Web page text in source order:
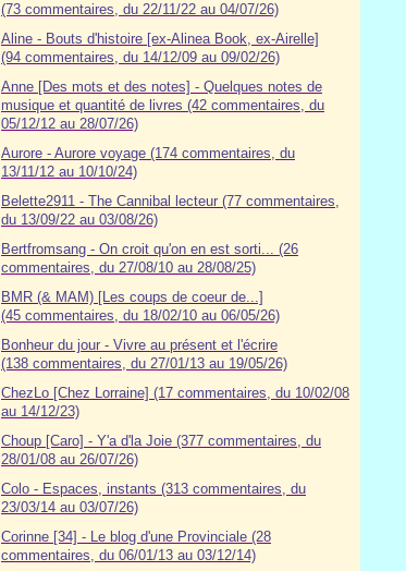
(73 commentaires, du 22/11/22 au 04/07/26)
Aline - Bouts d'histoire [ex-Alinea Book, ex-Airelle]
(94 commentaires, du 14/12/09 au 09/02/26)
Anne [Des mots et des notes] - Quelques notes de
musique et quantité de livres (42 commentaires, du
05/12/12 au 28/07/26)
Aurore - Aurore voyage (174 commentaires, du
13/11/12 au 10/10/24)
Belette2911 - The Cannibal lecteur (77 commentaires,
du 13/09/22 au 03/08/26)
Bertfromsang - On croit qu'on en est sorti... (26
commentaires, du 27/08/10 au 28/08/25)
BMR (& MAM) [Les coups de coeur de...]
(45 commentaires, du 18/02/10 au 06/05/26)
Bonheur du jour - Vivre au présent et l'écrire
(138 commentaires, du 27/01/13 au 19/05/26)
ChezLo [Chez Lorraine] (17 commentaires, du 10/02/08
au 14/12/23)
Choup [Caro] - Y'a d'la Joie (377 commentaires, du
28/01/08 au 26/07/26)
Colo - Espaces, instants (313 commentaires, du
23/03/14 au 03/07/26)
Corinne [34] - Le blog d'une Provinciale (28
commentaires, du 06/01/13 au 03/12/14)